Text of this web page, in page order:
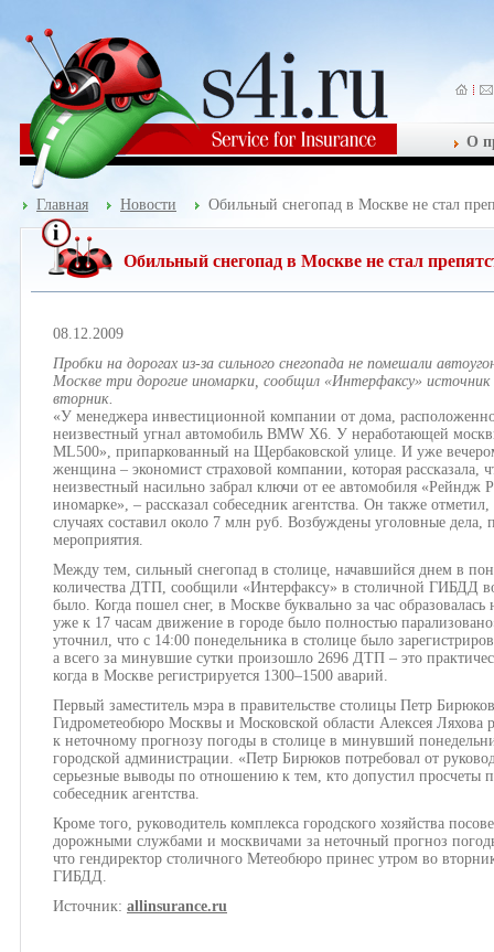
О
Главная Новости Обильный снегопад в Москве не стал
Обильный снегопад в Москве не стал
08.12.2009
Пробки на дорогах из-за сильного снегопада не помешали
Москве три дорогие иномарки, сообщил «Интерфаксу» источник
вторник.
«У менеджера инвестиционной компании от дома,
неизвестный угнал автомобиль BMW Х6. У неработающей
ML500», припаркованный на Щербаковской улице. И уже
женщина – экономист страховой компании, которая рассказала,
неизвестный насильно забрал ключи от ее автомобиля «Рейндж
иномарке», – рассказал собеседник агентства. Он также
случаях составил около 7 млн руб. Возбуждены уголовные дела,
мероприятия.
Между тем, сильный снегопад в столице, начавшийся днем в
количества ДТП, сообщили «Интерфаксу» в столичной ГИБДД
было. Когда пошел снег, в Москве буквально за час
уже к 17 часам движение в городе было полностью
уточнил, что с 14:00 понедельника в столице было
а всего за минувшие сутки произошло 2696 ДТП – это
когда в Москве регистрируется 1300–1500 аварий.
Первый заместитель мэра в правительстве столицы Петр
Гидрометеобюро Москвы и Московской области Алексея Ляхова
к неточному прогнозу погоды в столице в минувший
городской администрации. «Петр Бирюков потребовал от
серьезные выводы по отношению к тем, кто допустил просчеты
собеседник агентства.
Кроме того, руководитель комплекса городского хозяйства
дорожными службами и москвичами за неточный прогноз
что гендиректор столичного Метеобюро принес утром во
ГИБДД.
Источник: allinsurance.ru